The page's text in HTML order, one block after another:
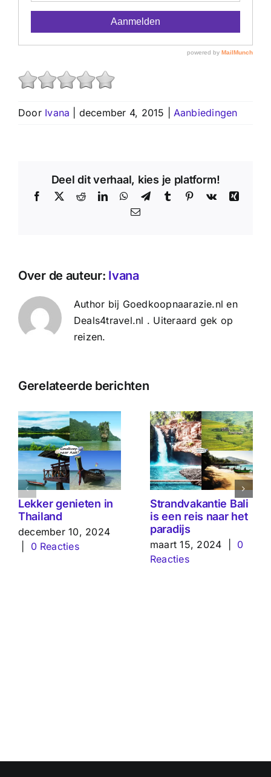
Door Ivana december 4, 2015 Aanbiedingen
Deel dit verhaal, kies je platform!
Facebook
X RedditLinkedInWhatsApp
TelegramTumblr Pinterest
Vk
Xing
E-
Over de auteur: Ivana
Author bij Goedkoopnaarazie.nl en
Deals4travel.nl . Uiteraard gek op
reizen.
Gerelateerde berichten
Lekker genieten in
Thailand
december 10, 2024
0 Reacties
Strandvakantie Bali
is een reis naar het
paradijs
maart 15, 2024
0
Reacties